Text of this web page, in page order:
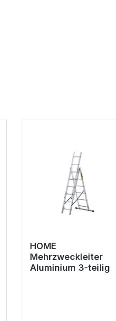
HOME
Mehrzweckleiter
Aluminium 3-teilig